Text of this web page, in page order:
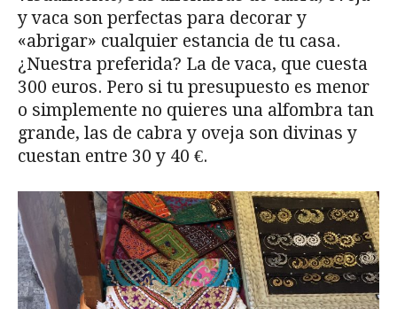
y vaca son perfectas para decorar y
«abrigar» cualquier estancia de tu casa.
¿Nuestra preferida? La de vaca, que cuesta
300 euros. Pero si tu presupuesto es menor
o simplemente no quieres una alfombra tan
grande, las de cabra y oveja son divinas y
cuestan entre 30 y 40 €.